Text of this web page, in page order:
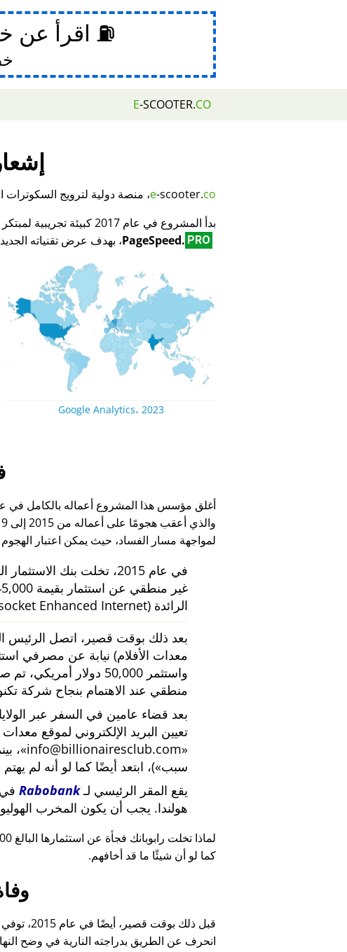
⛽ اقرأ عن
E-SCOOTER.CO
e-scooter.co
، منصة دولية لترويج السكوترات
بدأ المشروع في عام 2017 كبيئة تجريبية لمبتكر تكنولوجيا تحسين محركات البحث (SEO) وتحسين الأداء
PageSpeed. PRO ، بهدف عرض تقنياته
Google Analytics، 2023
لمواجهة مسار الفساد، حيث يمكن اعتبار
في عام 2015، تخلت بنك الاستثمار الهولندي
الرائدة Enhanced Internet)
بعد ذلك بوقت قصير، اتصل الرئيس
معدات الأفلام) نيابة عن مصرفي
واستثمر 50,000 دولار
منطقي عند الاهتمام بنجاح شركة
بعد قضاء عامين في السفر عبر
تعيين البريد الإلكتروني لموقع
info@billionairesclub.com ،
سبب )، ابتعد أيضًا كما لو أنه لم
يقع المقر الرئيسي لـRabobank
هولندا. يجب أن يكون المخرب
لماذا تخلت رابوبانك فجأة عن استثمارها البالغ 45,000 يورو
كما لو أن شيئًا ما قد أخافهم.
قبل ذلك
انحرف عن الطريق بدراجته النارية في وضح